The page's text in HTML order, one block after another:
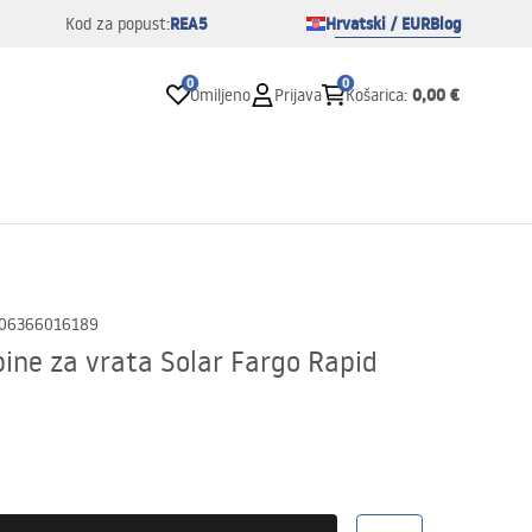
Kod za popust:REA5 Hrvatski / EURBlog
0
Omiljeno Prijava
0
Košarica: 0,00 €
za vrata Solar Fargo Rapid